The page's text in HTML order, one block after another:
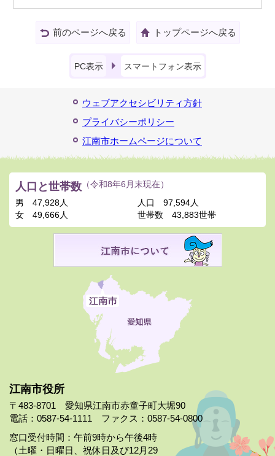
前のページへ戻る トップページへ戻る
PC表示 スマートフォン表示
ウェブアクセシビリティ方針
プライバシーポリシー
江南市ホームページについて
江南市役所
〒483-8701 愛知県江南市赤童子町大堀90
電話：0587-54-1111 ファクス：0587-54-0800
窓口受付時間：午前9時から午後4時
（土曜・日曜日、祝休日及び12月29
人口と世帯数 （令和8年6月末現在）
男
47,928人
女
49,666人
人口
97,594人
世帯数
43,883世帯